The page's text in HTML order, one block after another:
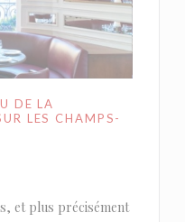
DE LA
LES CHAMPS-
et plus précisément